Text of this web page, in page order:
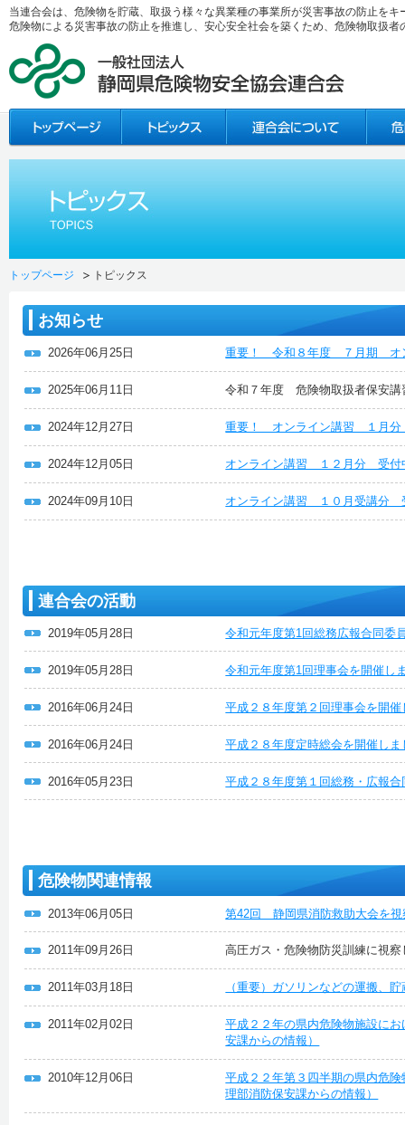
当連合会は、危険物を貯蔵、取扱う様々な異業種の事業所が災害事故の防止を
危険物による災害事故の防止を推進し、安心安全社会を築くため、危険物取扱
トップページ トピックス
お知らせ
2026年06月25日 重要！ 令和８年度 ７月期 オ
2025年06月11日 令和７年度 危険物取扱者保安
2024年12月27日 重要！ オンライン講習 １月分
2024年12月05日 オンライン講習 １２月分 受付
2024年09月10日 オンライン講習 １０月受講分
連合会の活動
2019年05月28日 令和元年度第1回総務広報合同委
2019年05月28日 令和元年度第1回理事会を開催し
2016年06月24日 平成２８年度第２回理事会を開催
2016年06月24日 平成２８年度定時総会を開催しま
2016年05月23日 平成２８年度第１回総務・広報
危険物関連情報
2013年06月05日 第42回 静岡県消防救助大会を視
2011年09月26日 高圧ガス・危険物防災訓練に視察
2011年03月18日 （重要）ガソリンなどの運搬、
2011年02月02日
平成２２年の県内危険物施設に
安課からの情報）
2010年12月06日
平成２２年第３四半期の県内危
理部消防保安課からの情報）